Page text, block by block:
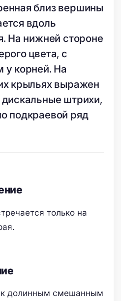
близ вершины
вдоль
На нижней стороне
цвета, с
у корней. На
крыльях выражен
штрихи,
подкраевой ряд
только на
к долинным смешанным